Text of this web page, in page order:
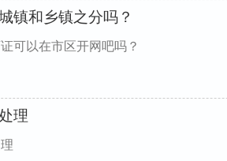
镇和乡镇之分吗？
可以在市区开网吧吗？
理